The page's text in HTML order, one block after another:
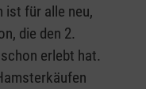
ist für alle neu,
die den 2.
erlebt hat.